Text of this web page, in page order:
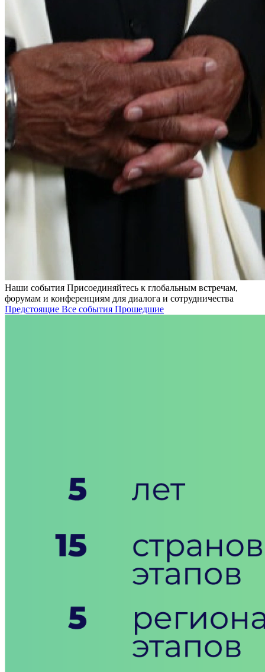
Наши события Присоединяйтесь к глобальным встречам,
форумам и конференциям для диалога и сотрудничества
Предстоящие Все события Прошедшие